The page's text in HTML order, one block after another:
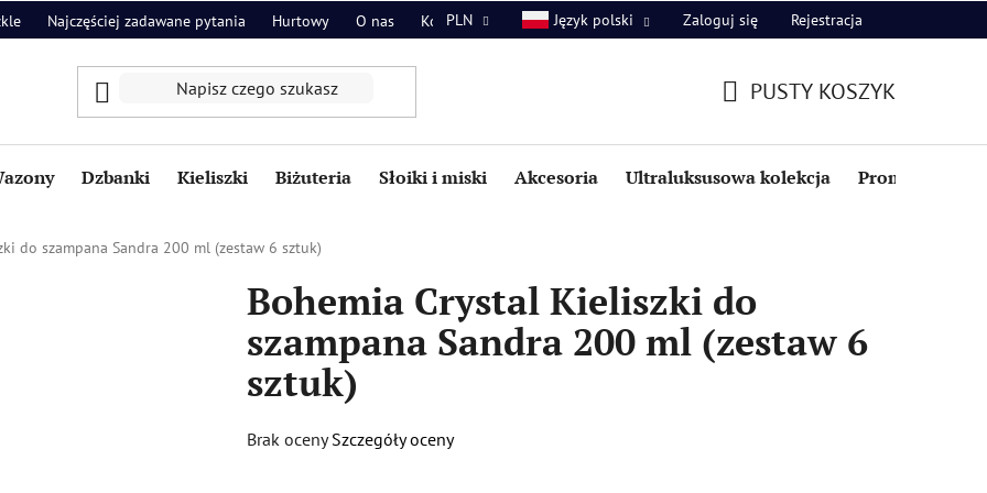
Najczęściej zadawane pytania Hurtowy O nas Kontakt
PLN Język polski Zaloguj się Rejestracja
PUSTY KOSZYK
Dzbanki Kieliszki Biżuteria Słoiki i miski Akcesoria Ultraluksusowa kolekcja Promocje i
do szampana Sandra 200 ml (zestaw 6 sztuk)
Bohemia Crystal Kieliszki do
szampana Sandra 200 ml (zestaw 6
sztuk)
Średnia
Brak oceny Szczegóły oceny